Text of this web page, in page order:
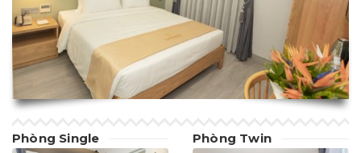
Phòng Single Phòng Twin